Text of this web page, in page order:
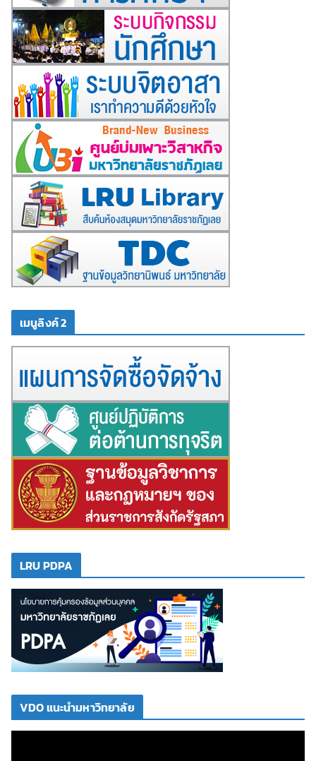
เมนูลิงค์ 2
LRU PDPA
VDO แนะนำมหาวิทยาลัย